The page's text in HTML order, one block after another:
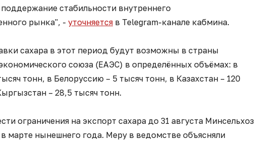
стабильности внутреннего
рынка", - уточняется в Telegram-канале кабмина.
сахара в этот период будут возможны в страны
союза (ЕАЭС) в определённых объёмах: в
тонн, в Белоруссию – 5 тысяч тонн, в Казахстан – 120
– 28,5 тысяч тонн.
ограничения на экспорт сахара до 31 августа Минсельхоз
марте нынешнего года. Меру в ведомстве объясняли